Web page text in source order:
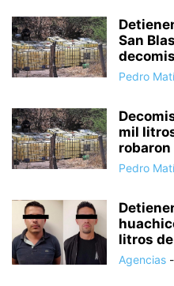
San
Pedro
mil
robaron
Pedro
litros
Agencias -